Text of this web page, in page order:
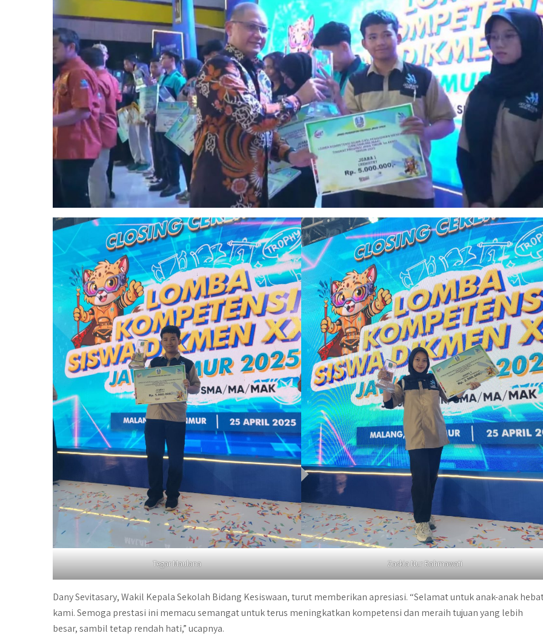
Tegar Maulana Zaskia Nur Rahmawati
Dany Sevitasary, Wakil Kepala Sekolah Bidang Kesiswaan, turut memberikan apresiasi. “Selamat untuk anak-anak
kami. Semoga prestasi ini memacu semangat untuk terus meningkatkan kompetensi dan meraih tujuan yang lebih
besar, sambil tetap rendah hati,” ucapnya.